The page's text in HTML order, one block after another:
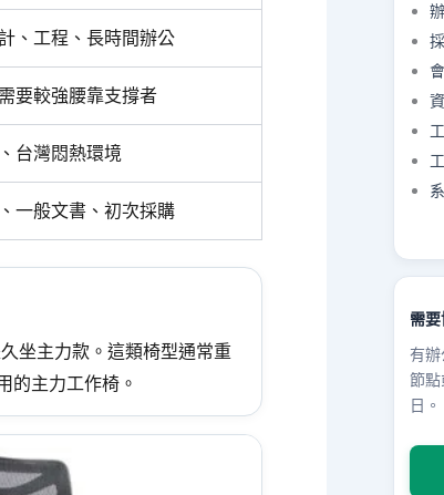
、工程、長時間辦公
要較強腰靠支撐者
台灣悶熱環境
一般文書、初次採購
坐主力款。這類椅型通常重
的主力工作椅。
需要
有辦
節點
日。